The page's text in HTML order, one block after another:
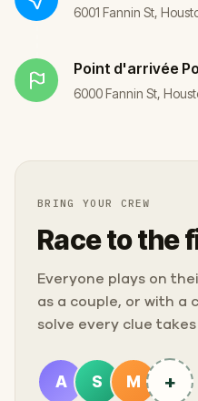
6001 Fannin St,
Point d'arrivée
6000 Fannin St,
BRING YOUR CREW
Race to the
Everyone plays on
as a couple, or with a
solve every clue
A S M +